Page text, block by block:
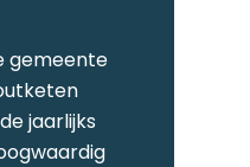
gemeente
jaarlijks